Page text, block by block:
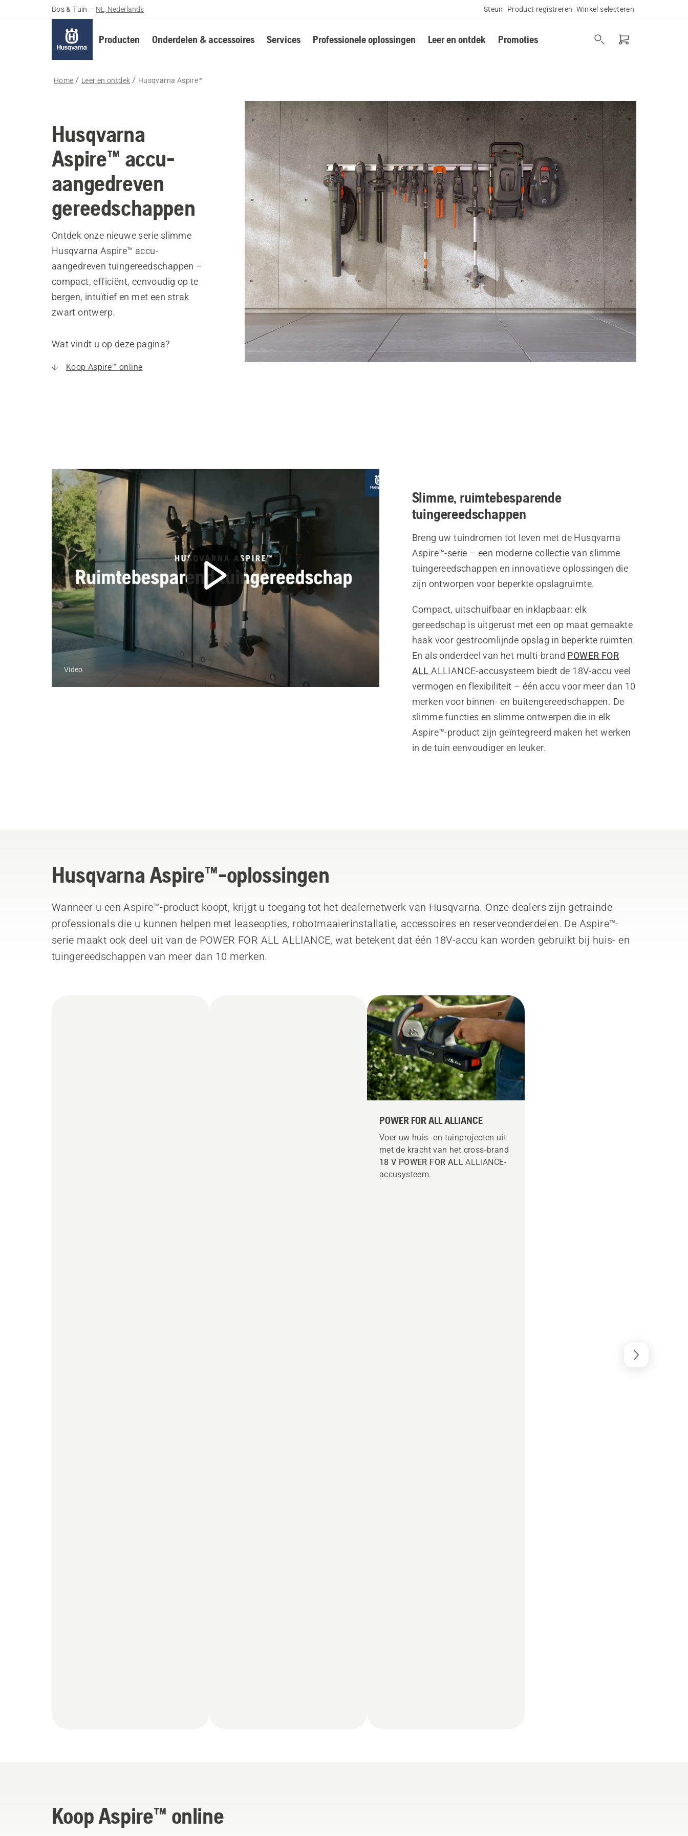
Bos & Tuin – NL, Nederlands Steun Product registreren Winkel selecteren
Producten Onderdelen & accessoires Services Professionele oplossingen Leer en ontdek Promoties
Home Leer en ontdek Husqvarna Aspire™
Husqvarna
Aspire™ accu-
aangedreven
gereedschappen
Ontdek onze nieuwe serie slimme
Husqvarna Aspire™ accu-
aangedreven tuingereedschappen –
compact, efficiënt, eenvoudig op te
bergen, intuïtief en met een strak
zwart ontwerp.
Wat vindt u op deze pagina?
Koop Aspire™ online
Video
Slimme, ruimtebesparende
tuingereedschappen
Breng uw tuindromen tot leven met de Husqvarna
Aspire™-serie – een moderne collectie van slimme
tuingereedschappen en innovatieve oplossingen die
zijn ontworpen voor beperkte opslagruimte.
Compact, uitschuifbaar en inklapbaar: elk
gereedschap is uitgerust met een op maat gemaakte
haak voor gestroomlijnde opslag in beperkte ruimten.
En als onderdeel van het multi-brand POWER FOR
ALL ALLIANCE-accusysteem biedt de 18V-accu veel
vermogen en flexibiliteit – één accu voor meer dan 10
merken voor binnen- en buitengereedschappen. De
slimme functies en slimme ontwerpen die in elk
Aspire™-product zijn geïntegreerd maken het werken
in de tuin eenvoudiger en leuker.
Husqvarna Aspire™-oplossingen
Wanneer u een Aspire™-product koopt, krijgt u toegang tot het dealernetwerk van Husqvarna. Onze dealers zijn getrainde
professionals die u kunnen helpen met leaseopties, robotmaaierinstallatie, accessoires en reserveonderdelen. De Aspire™-
serie maakt ook deel uit van de POWER FOR ALL ALLIANCE, wat betekent dat één 18V-accu kan worden gebruikt bij huis- en
tuingereedschappen van meer dan 10 merken.
POWER FOR ALL ALLIANCE
Voer uw huis- en tuinprojecten uit
met de kracht van het cross-brand
18 V POWER FOR ALL ALLIANCE-
accusysteem.
Koop Aspire™ online